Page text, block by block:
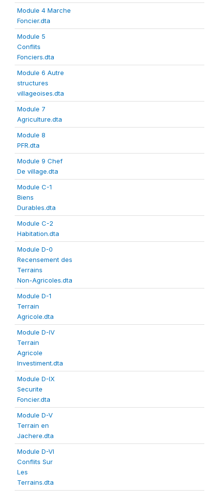
Module 4 Marche
Foncier.dta
Module 5
Conflits
Fonciers.dta
Module 6 Autre
structures
villageoises.dta
Module 7
Agriculture.dta
Module 8
PFR.dta
Module 9 Chef
De village.dta
Module C-1
Biens
Durables.dta
Module C-2
Habitation.dta
Module D-0
Recensement des
Terrains
Non-Agricoles.dta
Module D-1
Terrain
Agricole.dta
Module D-IV
Terrain
Agricole
Investiment.dta
Module D-IX
Securite
Foncier.dta
Module D-V
Terrain en
Jachere.dta
Module D-VI
Conflits Sur
Les
Terrains.dta